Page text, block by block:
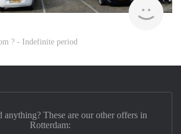
? - Indefinite period
These are our other offers in
Rotterdam: